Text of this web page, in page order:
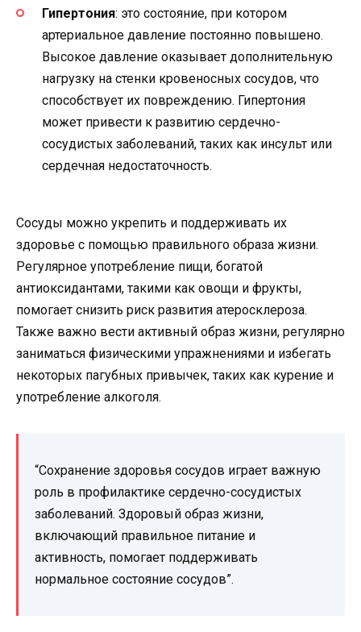
Гипертония: это состояние, при котором
артериальное давление постоянно повышено.
Высокое давление оказывает дополнительную
нагрузку на стенки кровеносных сосудов, что
способствует их повреждению. Гипертония
может привести к развитию сердечно-
сосудистых заболеваний, таких как инсульт или
сердечная недостаточность.
Сосуды можно укрепить и поддерживать их
здоровье с помощью правильного образа жизни.
Регулярное употребление пищи, богатой
антиоксидантами, такими как овощи и фрукты,
помогает снизить риск развития атеросклероза.
Также важно вести активный образ жизни, регулярно
заниматься физическими упражнениями и избегать
некоторых пагубных привычек, таких как курение и
употребление алкоголя.
“Сохранение здоровья сосудов играет важную
роль в профилактике сердечно-сосудистых
заболеваний. Здоровый образ жизни,
включающий правильное питание и
активность, помогает поддерживать
нормальное состояние сосудов”.